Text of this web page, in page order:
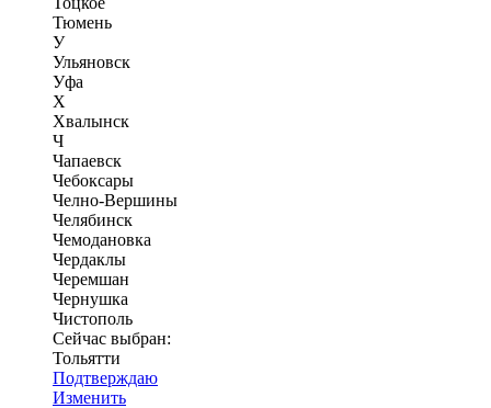
Тюмень
У
Ульяновск
Уфа
Х
Хвалынск
Ч
Чапаевск
Чебоксары
Челно-Вершины
Челябинск
Чемодановка
Чердаклы
Черемшан
Чернушка
Чистополь
Сейчас выбран:
Тольятти
Подтверждаю
Изменить